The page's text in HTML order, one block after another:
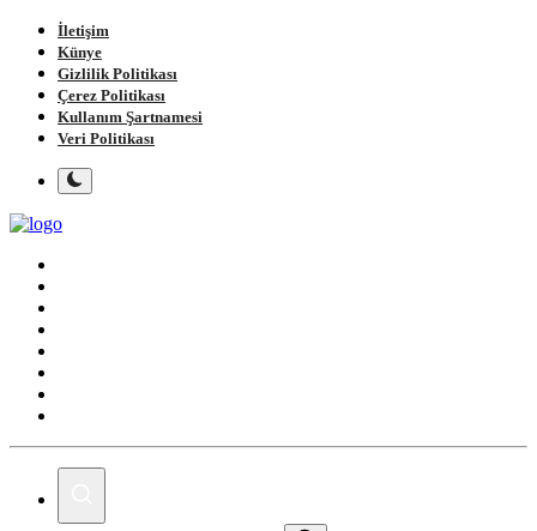
İletişim
Künye
Gizlilik Politikası
Çerez Politikası
Kullanım Şartnamesi
Veri Politikası